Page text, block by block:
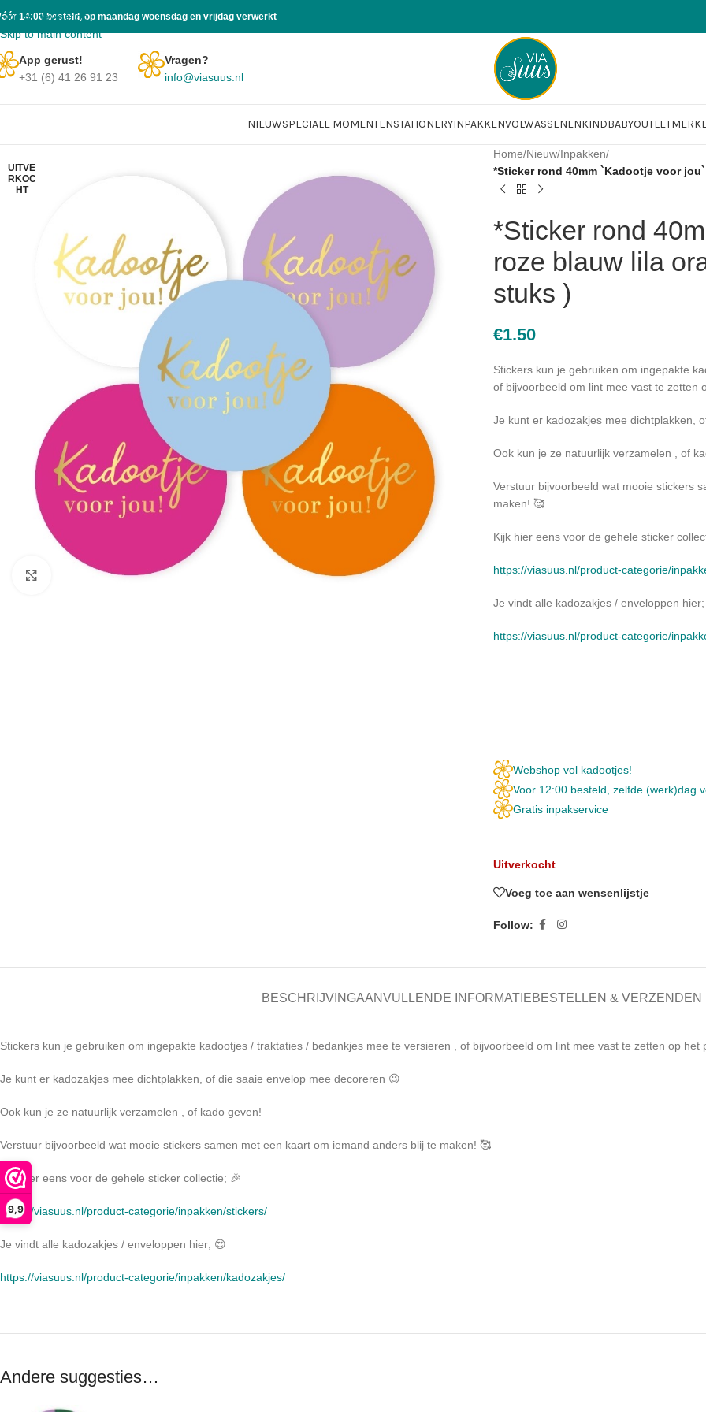
9,9
Skip to navigation
Skip to main content
14:00 besteld, op maandag woensdag en vrijdag verwerkt
App gerust!
+31 (6) 41 26 91 23
Vragen?
info@viasuus.nl
NIEUWSPECIALE MOMENTENSTATIONERYINPAKKENVOLWASSENENKINDBABYOUTLET
UITVE
RKOC
HT
Click to enlarge
Home/Nieuw/Inpakken/
*Sticker rond 40mm `Kadootje voor
*Sticker rond
roze blauw lila
stuks )
€1.50
Stickers kun je gebruiken om ingepakte
of bijvoorbeeld om lint mee vast te zetten
Je kunt er kadozakjes mee dichtplakken,
Ook kun je ze natuurlijk verzamelen , of
Verstuur bijvoorbeeld wat mooie stickers
maken! 🥰
Kijk hier eens voor de gehele sticker
https://viasuus.nl/product-categorie/
Je vindt alle kadozakjes / enveloppen
https://viasuus.nl/product-categorie/
Webshop vol kadootjes!
Voor 12:00 besteld, zelfde (werk)dag
Gratis inpakservice
Uitverkocht
Voeg toe aan wensenlijstje
Follow:
BESCHRIJVINGAANVULLENDE INFORMATIEBESTELLEN & VERZENDEN
Stickers kun je gebruiken om ingepakte kadootjes / traktaties / bedankjes mee te versieren , of bijvoorbeeld om lint mee vast te zetten op het
Je kunt er kadozakjes mee dichtplakken, of die saaie envelop mee decoreren 😉
Ook kun je ze natuurlijk verzamelen , of kado geven!
Verstuur bijvoorbeeld wat mooie stickers samen met een kaart om iemand anders blij te maken! 🥰
Kijk hier eens voor de gehele sticker collectie; 🎉
https://viasuus.nl/product-categorie/inpakken/stickers/
Je vindt alle kadozakjes / enveloppen hier; 😍
https://viasuus.nl/product-categorie/inpakken/kadozakjes/
Andere suggesties…